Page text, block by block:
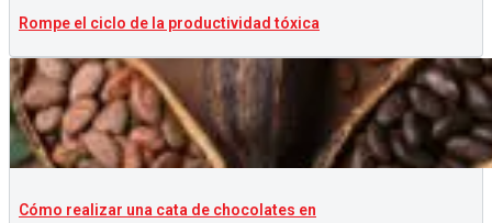
Rompe el ciclo de la productividad tóxica
Cómo realizar una cata de chocolates en